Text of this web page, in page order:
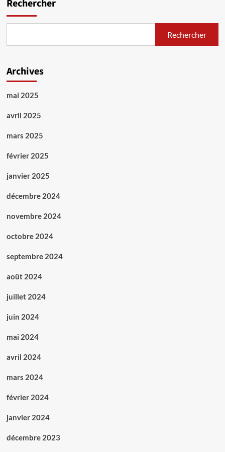
Rechercher
Rechercher
Archives
mai 2025
avril 2025
mars 2025
février 2025
janvier 2025
décembre 2024
novembre 2024
octobre 2024
septembre 2024
août 2024
juillet 2024
juin 2024
mai 2024
avril 2024
mars 2024
février 2024
janvier 2024
décembre 2023